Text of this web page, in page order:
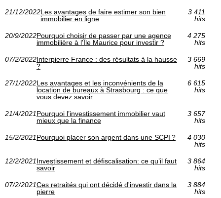
21/12/2022Les avantages de faire estimer son bien
immobilier en ligne
3 411
hits
20/9/2022Pourquoi choisir de passer par une agence
immobilière à l'Île Maurice pour investir ?
4 275
hits
07/2/2022Interpierre France : des résultats à la hausse
?
3 669
hits
27/1/2022Les avantages et les inconvénients de la
location de bureaux à Strasbourg : ce que
vous devez savoir
6 615
hits
21/4/2021Pourquoi l’investissement immobilier vaut
mieux que la finance
3 657
hits
15/2/2021Pourquoi placer son argent dans une SCPI ?
4 030
hits
12/2/2021Investissement et défiscalisation: ce qu’il faut
savoir
3 864
hits
07/2/2021Ces retraités qui ont décidé d'investir dans la
pierre
3 884
hits